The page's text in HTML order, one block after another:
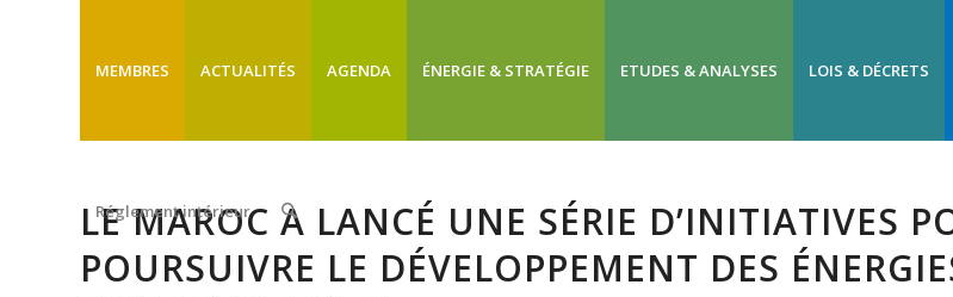
MEMBRES ACTUALITÉS AGENDA ÉNERGIE & STRATÉGIE ETUDES & ANALYSES LOIS & DÉCRETS
Réglement intérieur
LE MAROC A LANCÉ UNE SÉRIE D’INITIATIVES
POURSUIVRE LE DÉVELOPPEMENT DES